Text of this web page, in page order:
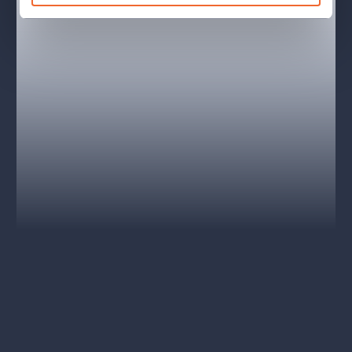
hodnotným způsobem.